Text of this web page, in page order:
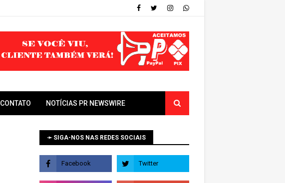
CONTATO NOTÍCIAS PR NEWSWIRE
➛ SIGA-NOS NAS REDES SOCIAIS